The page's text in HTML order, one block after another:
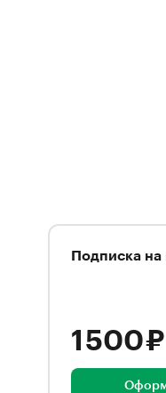
Подписка на
1 500 ₽